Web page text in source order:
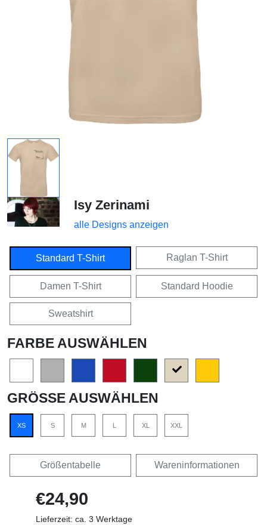
Isy Zerinami
alle Designs anzeigen
Standard T-Shirt Raglan T-Shirt
Damen T-Shirt Standard Hoodie
Sweatshirt
FARBE AUSWÄHLEN
GRÖSSE AUSWÄHLEN
XS S M L XL XXL
Größentabelle Wareninformationen
€24,90
Lieferzeit: ca. 3 Werktage